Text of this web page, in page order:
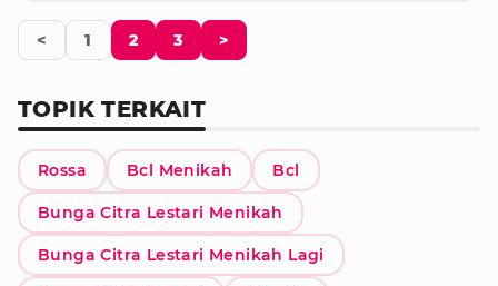
< 1 2 3 >
TOPIK TERKAIT
Rossa Bcl Menikah Bcl
Bunga Citra Lestari Menikah
Bunga Citra Lestari Menikah Lagi